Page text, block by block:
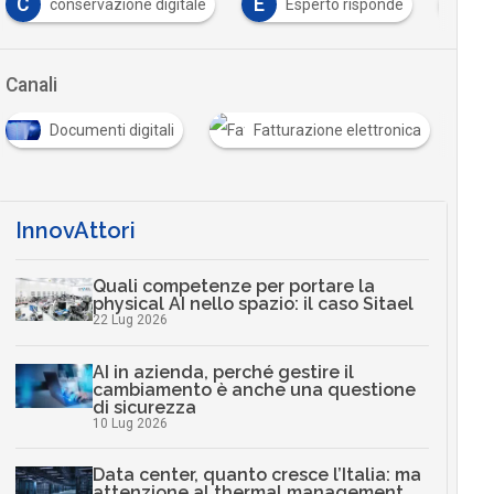
C conservazione digitale E Esperto risponde
Canali
Documenti digitali Fatturazione elettronica
InnovAttori
Quali competenze per portare la
physical AI nello spazio: il caso Sitael
22 Lug 2026
AI in azienda, perché gestire il
cambiamento è anche una questione
di sicurezza
10 Lug 2026
Data center, quanto cresce l’Italia: ma